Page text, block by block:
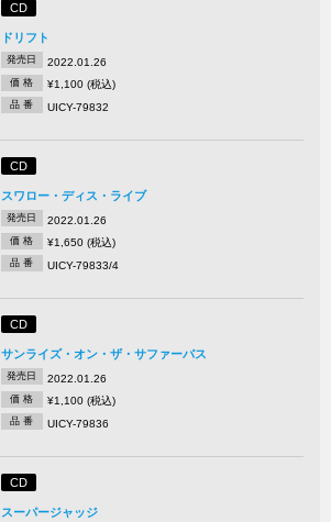
CD
ドリフト
発売日 2022.01.26
価 格 ¥1,100 (税込)
品 番 UICY-79832
CD
スワロー・ディス・ライブ
発売日 2022.01.26
価 格 ¥1,650 (税込)
品 番 UICY-79833/4
CD
サンライズ・オン・ザ・サファーバス
発売日 2022.01.26
価 格 ¥1,100 (税込)
品 番 UICY-79836
CD
スーパージャッジ